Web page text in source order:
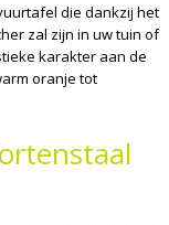
die dankzij het
zal zijn in uw tuin of
karakter aan de
oranje tot